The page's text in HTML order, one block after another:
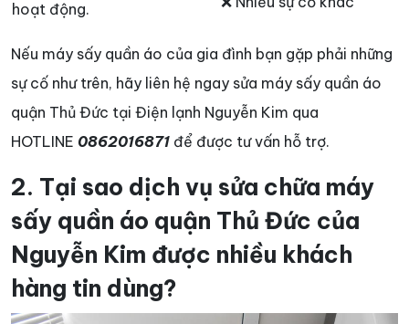
hoạt động.
Nếu máy sấy quần áo của gia đình bạn gặp phải những
sự cố như trên, hãy liên hệ ngay sửa máy sấy quần áo
quận Thủ Đức tại Điện lạnh Nguyễn Kim qua
HOTLINE 0862016871 để được tư vấn hỗ trợ.
2. Tại sao dịch vụ sửa chữa máy
sấy quần áo quận Thủ Đức của
Nguyễn Kim được nhiều khách
hàng tin dùng?